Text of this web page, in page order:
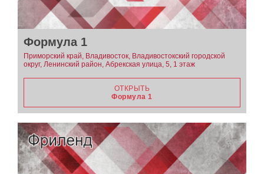
Формула 1
Приморский край, Владивосток, Владивостокский городской
округ, Ленинский район, Абрекская улица, 5, 1 этаж
ОТКРЫТЬ
Формула 1